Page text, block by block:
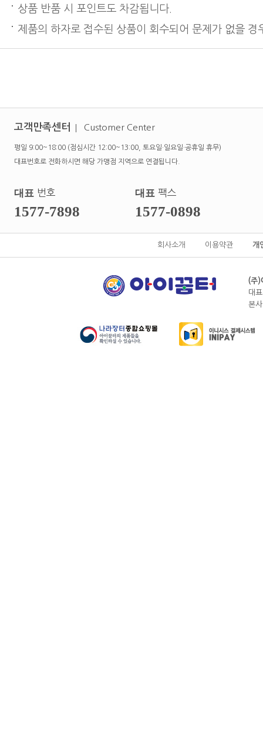
상품 반품 시 포인트도 차감됩니다.
제품의 하자로 접수된 상품이 회수되어 문제가 없을
고객만족센터 Customer Center
평일 9:00~18:00 (점심시간 12:00~13:00, 토요일·일요일·공휴일 휴무)
대표번호로 전화하시면 해당 가맹점 지역으로 연결됩니다.
대표 번호
1577-7898
대표 팩스
1577-0898
회사소개 이용약관 개
(주)
대
본